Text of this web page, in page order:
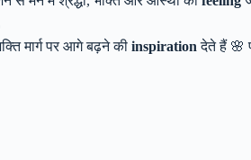
मार्ग पर आगे बढ़ने की inspiration देते हैं 🌸